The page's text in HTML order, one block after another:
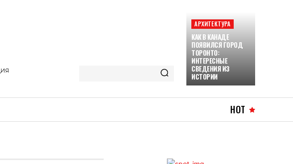
АРХИТЕКТУРА
КАК В КАНАДЕ
ПОЯВИЛСЯ ГОРОД
ТОРОНТО:
ИНТЕРЕСНЫЕ
СВЕДЕНИЯ ИЗ
ИСТОРИИ
HOT